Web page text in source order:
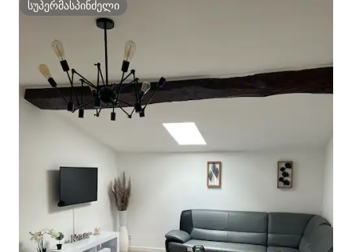
სუპერმასპინძელი
სუპერმასპინძელი